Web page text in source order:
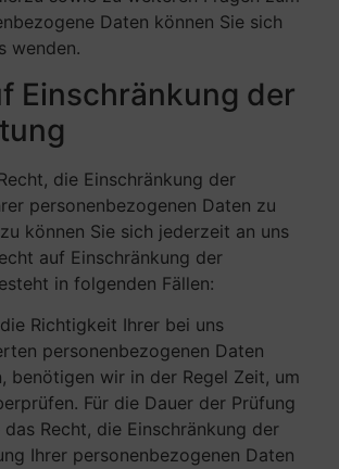
Daten können Sie sich
wenden.
Einschränkung der
die Einschränkung der
personenbezogenen Daten zu
können Sie sich jederzeit an uns
auf Einschränkung der
in folgenden Fällen:
Richtigkeit Ihrer bei uns
personenbezogenen Daten
benötigen wir in der Regel Zeit, um
Für die Dauer der Prüfung
das Recht, die Einschränkung der
Ihrer personenbezogenen Daten